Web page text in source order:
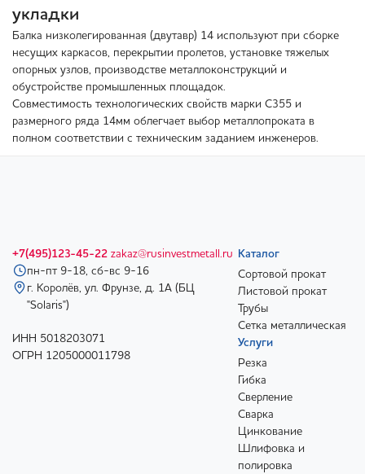
укладки
Балка низколегированная (двутавр) 14 используют при сборке
несущих каркасов, перекрытии пролетов, установке тяжелых
опорных узлов, производстве металлоконструкций и
обустройстве промышленных площадок.
Совместимость технологических свойств марки С355 и
размерного ряда 14мм облегчает выбор металлопроката в
полном соответствии с техническим заданием инженеров.
+7(495)123-45-22 zakaz@rusinvestmetall.ru
пн-пт 9-18, сб-вс 9-16
г. Королёв, ул. Фрунзе, д. 1А (БЦ
"Solaris")
ИНН 5018203071
ОГРН 1205000011798
Каталог
Сортовой прокат
Листовой прокат
Трубы
Сетка металлическая
Услуги
Резка
Гибка
Сверление
Сварка
Цинкование
Шлифовка и
полировка